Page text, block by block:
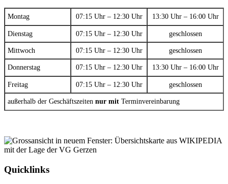
Montag 07:15 Uhr – 12:30 Uhr 13:30 Uhr – 16:00 Uhr
Dienstag 07:15 Uhr – 12:30 Uhr geschlossen
Mittwoch 07:15 Uhr – 12:30 Uhr geschlossen
Donnerstag 07:15 Uhr – 12:30 Uhr 13:30 Uhr – 16:00 Uhr
Freitag 07:15 Uhr – 12:30 Uhr geschlossen
außerhalb der Geschäftszeiten nur mit Terminvereinbarung
Quicklinks